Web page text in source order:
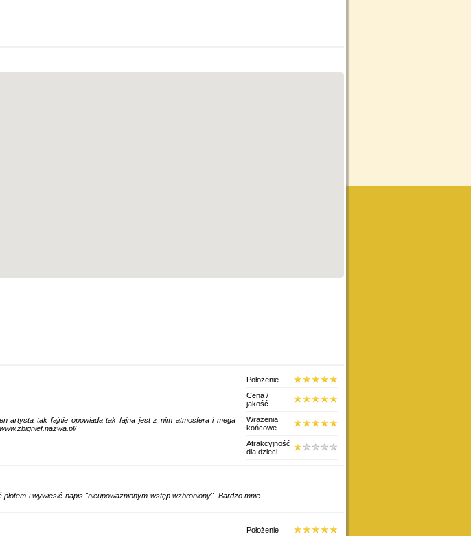
artysta tak fajnie opowiada tak fajna jest z nim atmosfera i mega
Położenie
Cena /
jakość
Wrażenia
końcowe
Atrakcyjność
dla dzieci
i wywiesić napis "nieupoważnionym wstęp wzbroniony". Bardzo mnie
Położenie